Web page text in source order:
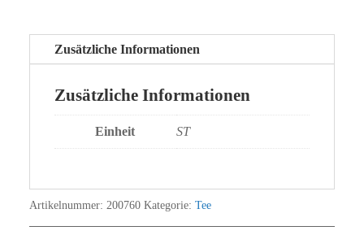
Zusätzliche Informationen
Zusätzliche Informationen
Einheit ST
Artikelnummer: 200760 Kategorie: Tee